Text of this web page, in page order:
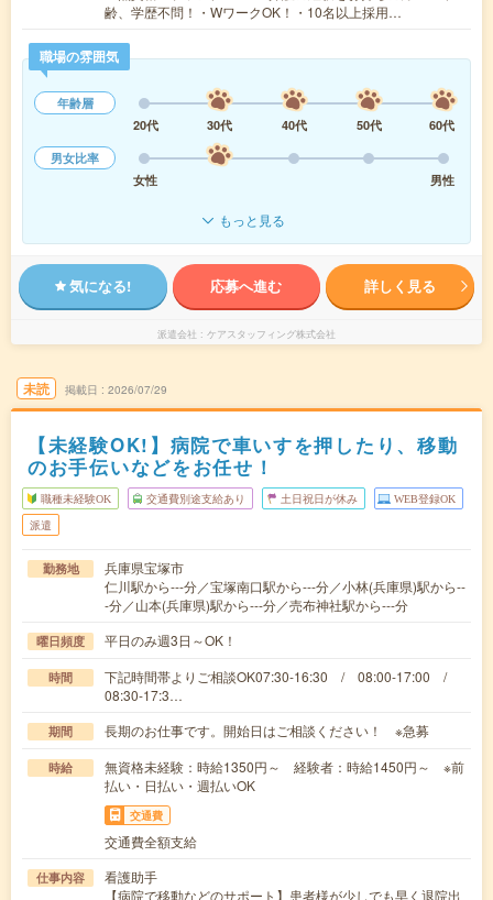
齢、学歴不問！・WワークOK！・10名以上採用…
職場の雰囲気
年齢層
20代
30代 40代 50代
60代
男女比率
女性
男性
もっと見る
気になる! 応募へ進む 詳しく見る
派遣会社 ケアスタッフィング株式会社
未読 掲載日 2026/07/29
【未経験OK!】病院で車いすを押したり、移動
のお手伝いなどをお任せ！
職種未経験OK 交通費別途支給あり 土日祝日が休み WEB登録OK
派遣
勤務地
兵庫県宝塚市
仁川駅から---分／宝塚南口駅から---分／小林(兵庫県)駅から--
-分／山本(兵庫県)駅から---分／売布神社駅から---分
曜日頻度 平日のみ週3日～OK！
時間
下記時間帯よりご相談OK07:30-16:30 / 08:00-17:00 /
08:30-17:3…
期間 長期のお仕事です。開始日はご相談ください！ ※急募
時給
無資格未経験：時給1350円～ 経験者：時給1450円～ ※前
払い・日払い・週払いOK
交通費
交通費全額支給
仕事内容
看護助手
【病院で移動などのサポート】患者様が少しでも早く退院出